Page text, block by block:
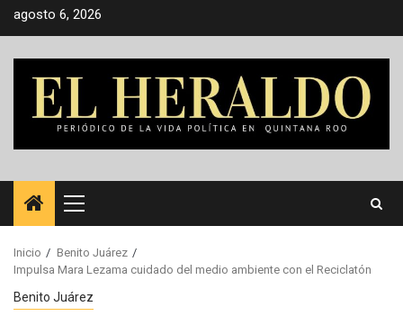
Saltar
agosto 6, 2026
Menú
principal
Inicio
Benito Juárez
Impulsa Mara Lezama cuidado del medio ambiente con el Reciclatón
Benito Juárez